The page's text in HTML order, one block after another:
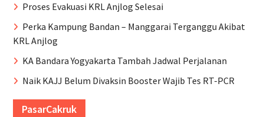
Proses Evakuasi KRL Anjlog Selesai
Perka Kampung Bandan – Manggarai Terganggu Akibat
KRL Anjlog
KA Bandara Yogyakarta Tambah Jadwal Perjalanan
Naik KAJJ Belum Divaksin Booster Wajib Tes RT-PCR
PasarCakruk